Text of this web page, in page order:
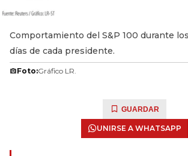
Comportamiento del S&P 100 durante
días de cada presidente.
Foto:Gráfico LR.
GUARDAR
UNIRSE A WHATSAPP